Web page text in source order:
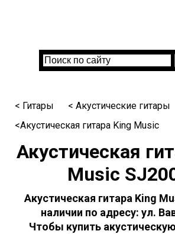
< Гитары
< Акустические гитары
<Акустическая гитара King Music
Акустическая
Music
Акустическая гитара King
наличии по адресу: ул.
Чтобы купить